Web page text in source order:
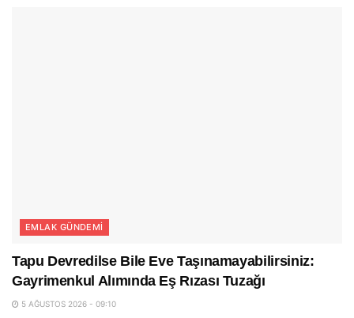
EMLAK GÜNDEMI
Tapu Devredilse Bile Eve Taşınamayabilirsiniz:
Gayrimenkul Alımında Eş Rızası Tuzağı
5 AĞUSTOS 2026 - 09:10